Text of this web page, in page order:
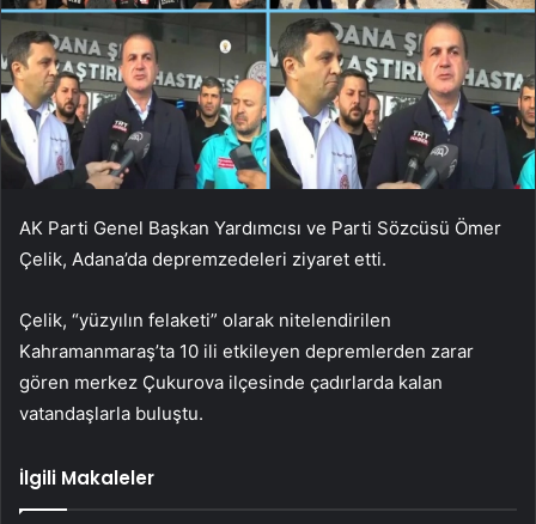
AK Parti Genel Başkan Yardımcısı ve Parti Sözcüsü Ömer
Çelik, Adana’da depremzedeleri ziyaret etti.
Çelik, “yüzyılın felaketi” olarak nitelendirilen
Kahramanmaraş’ta 10 ili etkileyen depremlerden zarar
gören merkez Çukurova ilçesinde çadırlarda kalan
vatandaşlarla buluştu.
İlgili Makaleler